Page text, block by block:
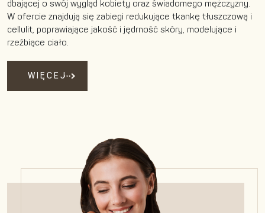
dbającej o swój wygląd kobiety oraz świadomego mężczyzny.
W ofercie znajdują się zabiegi redukujące tkankę tłuszczową i
cellulit, poprawiające jakość i jędrność skóry, modelujące i
rzeźbiące ciało.
WIĘCEJ